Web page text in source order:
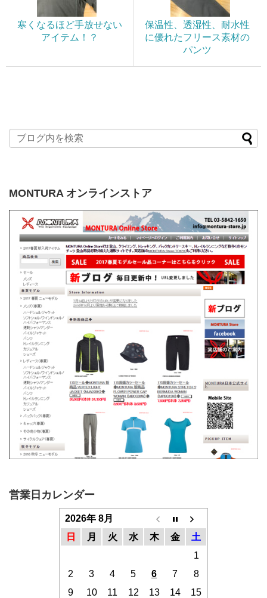
寒くなるほど手放せない
アイテム！？
保温性、透湿性、耐水性
に優れたフリース素材の
パンツ
MONTURA オンラインストア
営業日カレンダー
2026年 8月
日
月 火 水 木 金
土
1
2
3 4 5 6 7
8
9
10 11 12 13 14
15